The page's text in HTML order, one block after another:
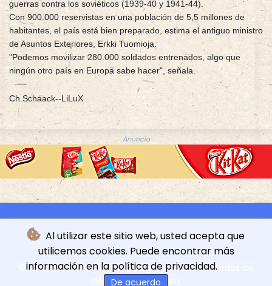
Al utilizar este sitio web, usted acepta que
utilicemos cookies. Puede encontrar más
información en la política de privacidad.
De acuerdo
guerras contra los soviéticos (1939-40 y 1941-44).
Con 900.000 reservistas en una población de 5,5 millones de
habitantes, el país está bien preparado, estima el antiguo ministro
de Asuntos Exteriores, Erkki Tuomioja.
"Podemos movilizar 280.000 soldados entrenados, algo que
ningún otro país en Europa sabe hacer", señala.
Ch.Schaack--LiLuX
Anuncio
© L'indépendance Luxembourgeoise - 2026 - Todos los
derechos reservados